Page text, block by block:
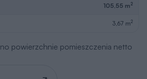
105,55 m2
3,67 m2
powierzchnie pomieszczenia netto